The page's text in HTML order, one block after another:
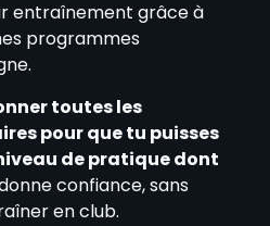
entraînement grâce à
programmes
toutes les
pour que tu puisses
de pratique dont
confiance, sans
en club.